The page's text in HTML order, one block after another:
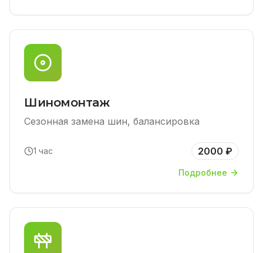
Шиномонтаж
Сезонная замена шин, балансировка
1 час 2000 ₽
Подробнее